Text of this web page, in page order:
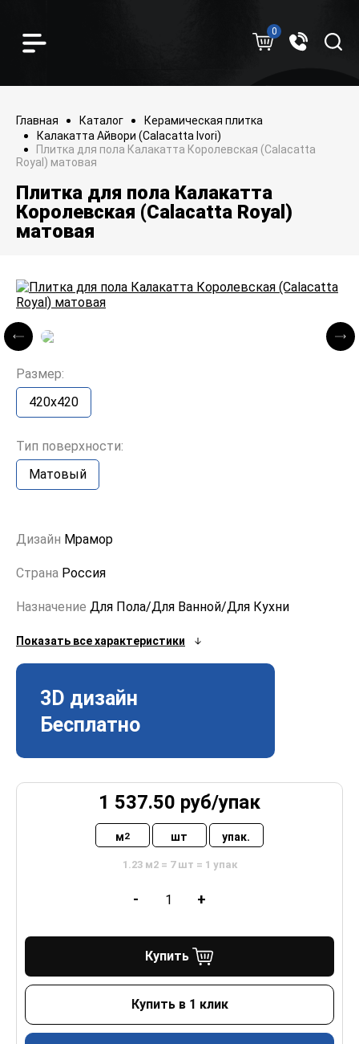
0
Главная Каталог
Керамическая плитка
Калакатта Айвори (Calacatta Ivori)
Плитка для пола Калакатта Королевская (Calacatta
Royal) матовая
Плитка для пола Калакатта
Королевская (Calacatta Royal)
матовая
Размер:
420х420
Тип поверхности:
Матовый
Дизайн Мрамор
Страна Россия
Назначение Для Пола/Для Ванной/Для Кухни
Показать все характеристики
3D дизайн
Бесплатно
1 537.50 руб/упак
м2 шт упак.
1.23 м2 = 7 шт = 1 упак
- +
Купить
Купить в 1 клик